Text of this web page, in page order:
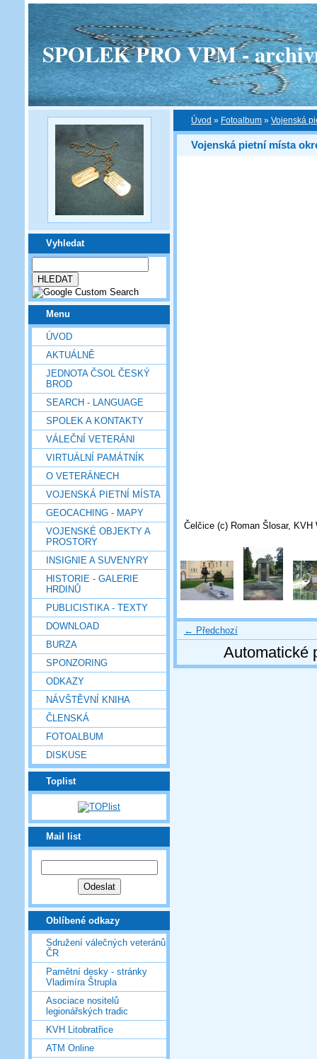
SPOLEK PRO VPM -
Vyhledat
Menu
ÚVOD
AKTUÁLNĚ
JEDNOTA ČSOL ČESKÝ
BROD
SEARCH - LANGUAGE
SPOLEK A KONTAKTY
VÁLEČNÍ VETERÁNI
VIRTUÁLNÍ PAMÁTNÍK
O VETERÁNECH
VOJENSKÁ PIETNÍ MÍSTA
GEOCACHING - MAPY
VOJENSKÉ OBJEKTY A
PROSTORY
INSIGNIE A SUVENYRY
HISTORIE - GALERIE
HRDINŮ
PUBLICISTIKA - TEXTY
DOWNLOAD
BURZA
SPONZORING
ODKAZY
NÁVŠTĚVNÍ KNIHA
ČLENSKÁ
FOTOALBUM
DISKUSE
Toplist
Mail list
Oblíbené odkazy
Sdružení válečných veteránů
ČR
Pamětní desky - stránky
Vladimíra Štrupla
Asociace nositelů
legionářských tradic
KVH Litobratřice
ATM Online
Úvod » Fotoalbum » Vojenská
Vojenská pietní místa
Čelčice (c) Roman Šlosar, KVH
← Předchozí
Automatické